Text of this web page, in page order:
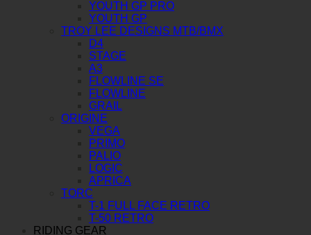
YOUTH GP PRO
YOUTH GP
TROY LEE DESIGNS MTB/BMX
D4
STAGE
A3
FLOWLINE SE
FLOWLINE
GRAIL
ORIGINE
VEGA
PRIMO
PALIO
LOGIC
APRICA
TORC
T-1 FULL FACE RETRO
T-50 RETRO
RIDING GEAR